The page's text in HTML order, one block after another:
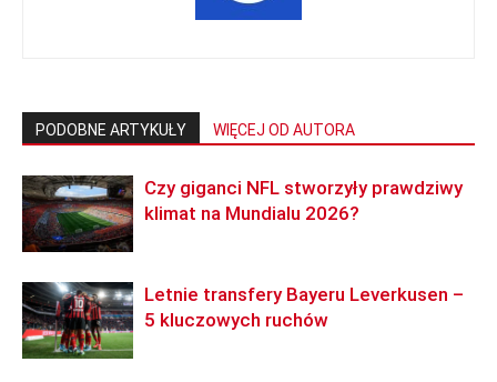
PODOBNE ARTYKUŁY WIĘCEJ OD AUTORA
Czy giganci NFL stworzyły prawdziwy
klimat na Mundialu 2026?
Letnie transfery Bayeru Leverkusen –
5 kluczowych ruchów